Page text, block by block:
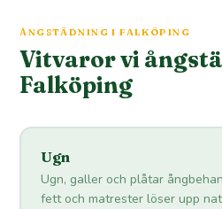
ÅNGSTÄDNING I FALKÖPING
Vitvaror vi
Falköping
Ugn
Ugn, galler och plåtar
fett och matrester löser upp